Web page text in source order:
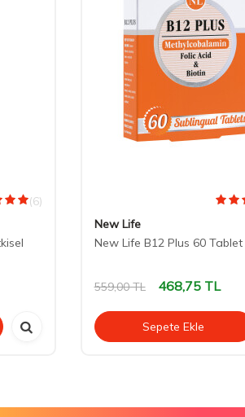
(6)
New Life
New Life B12 Plus 60 Tablet
559,00TL 468,75TL
Sepete Ekle